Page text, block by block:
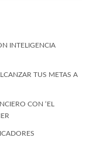
INTELIGENCIA
TUS METAS A
CON ‘EL